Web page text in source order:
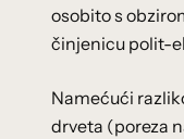
osobito s
činjenicu polit-
Namećući
drveta (poreza